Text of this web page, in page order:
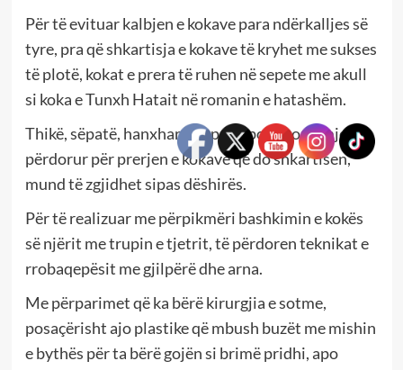
Për të evituar kalbjen e kokave para ndërkalljes së
tyre, pra që shkartisja e kokave të kryhet me sukses
të plotë, kokat e prera të ruhen në sepete me akull
si koka e Tunxh Hatait në romanin e hatashëm.
Thikë, sëpatë, hanxhar, sqepar, apo kosore, mjeti i
përdorur për prerjen e kokave që do shkartisen,
mund të zgjidhet sipas dëshirës.
Për të realizuar me përpikmëri bashkimin e kokës
së njërit me trupin e tjetrit, të përdoren teknikat e
rrobaqepësit me gjilpërë dhe arna.
Me përparimet që ka bërë kirurgjia e sotme,
posaçërisht ajo plastike që mbush buzët me mishin
e bythës për ta bërë gojën si brimë pridhi, apo